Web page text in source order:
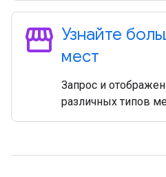
storefront Узнайте
мест
Запрос и
различных типов